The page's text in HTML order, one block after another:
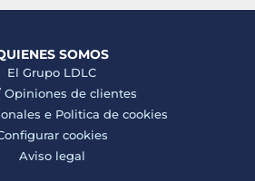
SOMOS
El Grupo LDLC
Opiniones de clientes
e Politica de cookies
cookies
Aviso legal